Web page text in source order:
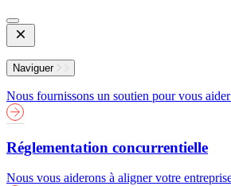
Open
Mobile
Menu
Naviguer
Nous fournissons un soutien pour vous
Réglementation concurrentielle
Nous vous aiderons à aligner votre